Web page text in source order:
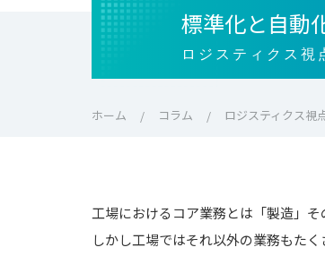
標準化と自動
ロジスティクス
ホーム コラム ロジスティクス視
工場におけるコア業務とは「製造」
しかし工場ではそれ以外の業務もた